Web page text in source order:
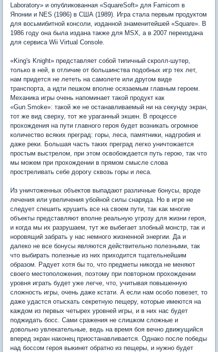
Laboratory» и опубликованная «SquareSoft» для Famicom в
Японии и NES (1986) в США (1989). Игра стала первым продуктом
для восьмибитной консоли, изданной знаменитейшей «Square». В
1986 году она была издана также для MSX, а в 2007 переиздана
для сервиса Wii Virtual Console.
«King's Knight» представляет собой типичный скролл-шутер,
только в ней, в отличие от большинства подобных игр тех лет,
нам придется не лететь на самолете или другом виде
транспорта, а идти пешком вполне осязаемым главным героем.
Механика игры очень напоминает такой продукт как
«Gun.Smoke»: такой же не останавливаемый ни на секунду экран,
тот же вид сверху, тот же ураганный экшен. В процессе
прохождения на пути главного героя будет возникать огромное
количество всяких преград: горы, леса, памятники, надгробия и
даже реки. Большая часть таких преград легко уничтожается
простым выстрелом, при этом освобождается путь герою, так что
мы можем при прохождении в прямом смысле слова
простреливать себе дорогу сквозь горы и леса.
Из уничтоженных объектов выпадают различные бонусы, вроде
лечения или увеличения убойной силы снаряда. Но в игре не
следует спешить крушить все на своем пути, так как многие
объекты представляют вполне реальную угрозу для жизни героя,
и когда мы их разрушаем, тут же выбегает злобный монстр, так и
норовящий забрать у нас немного жизненной энергии. Да и
далеко не все бонусы являются действительно полезными, так
что выбирать полезные из них приходится тщательнейшим
образом. Радует хотя бы то, что предметы никогда не меняют
своего местоположения, поэтому при повторном прохождении
уровня играть будет уже легче, что, учитывая повышенную
сложность игры, очень даже кстати. А если нам особо повезет, то
даже удастся отыскать секретную пещеру, которые имеются на
каждом из первых четырех уровней игры, и в них нас будет
поджидать босс. Сами сражения не слишком сложные и
довольно увлекательные, ведь на время боя вечно движущийся
вперед экран наконец приостанавливается. Однако после победы
над боссом героя выкинет обратно из пещеры, и нужно будет